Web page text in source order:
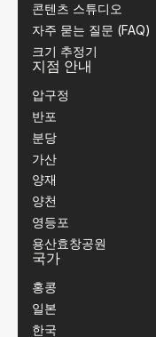
콘텐츠 스튜디오
자주 묻는 질문 (FAQ)
크기 추정기
지점 안내
압구정
반포
분당
가산
양재
양천
영등포
용산효창공원
국가
홍콩
일본
한국